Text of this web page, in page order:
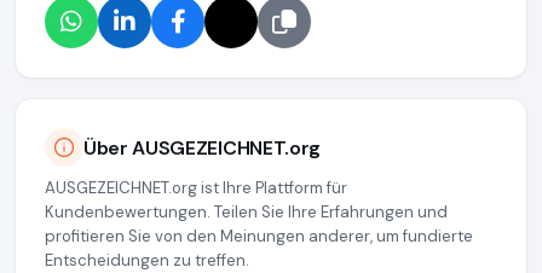
Über AUSGEZEICHNET.org
AUSGEZEICHNET.org ist Ihre Plattform für
Kundenbewertungen. Teilen Sie Ihre Erfahrungen und
profitieren Sie von den Meinungen anderer, um fundierte
Entscheidungen zu treffen.